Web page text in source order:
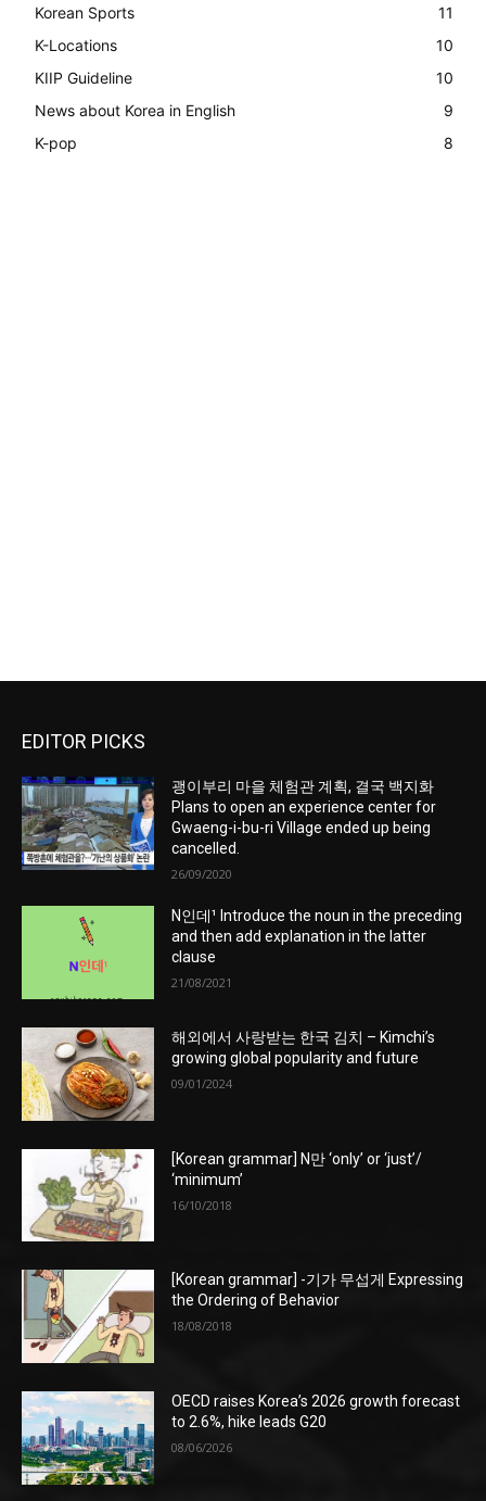
Korean Sports
11
K-Locations
10
KIIP Guideline
10
News about Korea in English
9
K-pop
8
EDITOR PICKS
괭이부리 마을 체험관 계획, 결국 백지화
Plans to open an experience center for
Gwaeng-i-bu-ri Village ended up being
cancelled.
26/09/2020
N인데¹ Introduce the noun in the preceding
and then add explanation in the latter
clause
21/08/2021
해외에서 사랑받는 한국 김치 – Kimchi’s
growing global popularity and future
09/01/2024
[Korean grammar] N만 ‘only’ or ‘just’/
‘minimum’
16/10/2018
[Korean grammar] -기가 무섭게 Expressing
the Ordering of Behavior
18/08/2018
OECD raises Korea’s 2026 growth forecast
to 2.6%, hike leads G20
08/06/2026